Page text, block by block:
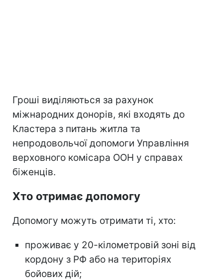
Гроші виділяються за рахунок
міжнародних донорів, які входять до
Кластера з питань житла та
непродовольчої допомоги Управління
верховного комісара ООН у справах
біженців.
Хто отримає допомогу
Допомогу можуть отримати ті, хто:
проживає у 20-кілометровій зоні від
кордону з РФ або на територіях
бойових дій;